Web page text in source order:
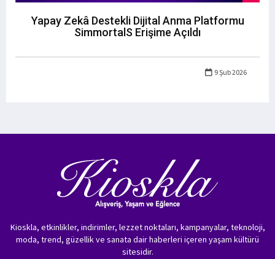
Yapay Zekâ Destekli Dijital Anma Platformu
SimmortalS Erişime Açıldı
9 Şub 2026
Kioskla, etkinlikler, indirimler, lezzet noktaları, kampanyalar, teknoloji,
moda, trend, güzellik ve sanata dair haberleri içeren yaşam kültürü
sitesidir.